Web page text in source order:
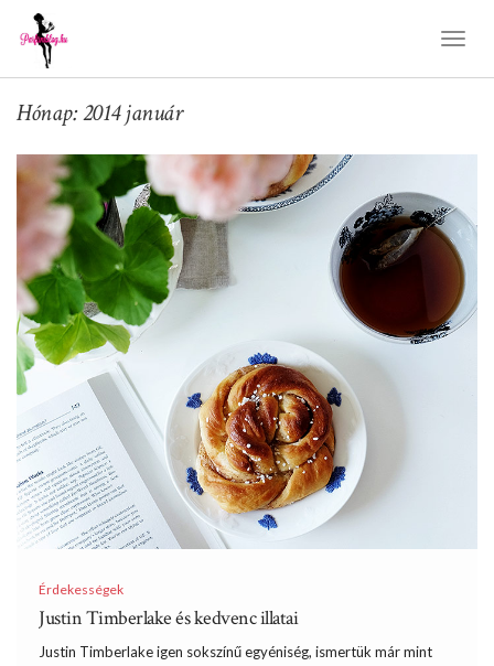
Hónap: 2014 január
Érdekességek
Justin Timberlake és kedvenc illatai
Justin Timberlake igen sokszínű egyéniség, ismertük már mint